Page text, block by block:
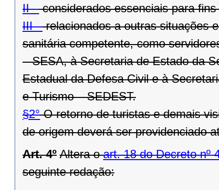
II –considerados essenciais para
III –relacionados a outras situações
sanitária competente, como
– SESA, à Secretaria de Estado da
Estadual da Defesa Civil e à
e Turismo – SEDEST.
§2°O retorno de turistas e demais
de origem deverá ser providenciado
Art. 4º Altera oart. 18 do Decreto nº
seguinte redação: